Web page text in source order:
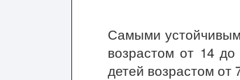
Самыми
возрастом от 14
детей возрастом от